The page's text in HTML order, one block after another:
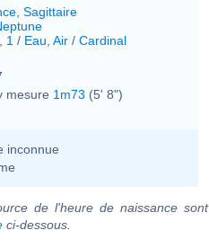
Sagittaire
1 / Eau Air / Cardinal
mesure 1m73 (5' 8")
inconnue
de l'heure de naissance sont
ci-dessous.